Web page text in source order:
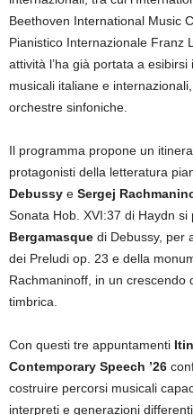
Beethoven International Music
Pianistico Internazionale Franz
attività l’ha già portata a
musicali italiane e
orchestre sinfoniche.
Il programma propone un
protagonisti della letteratura
Debussy e Sergej
Sonata Hob. XVI:37 di Haydn si
Bergamasque di Debussy, per
dei Preludi op. 23 e della
Rachmaninoff, in un crescendo
timbrica.
Con questi tre appuntamenti
Contemporary Speech ’26
costruire percorsi musicali
interpreti e generazioni